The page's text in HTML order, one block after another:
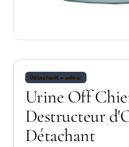
Détachant + odeur
Urine Off
Destructeur
Détachant